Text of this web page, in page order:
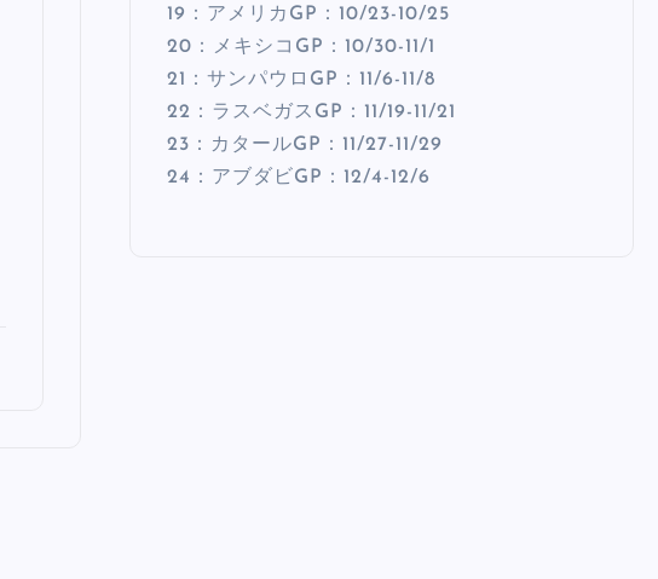
19：アメリカGP：10/23-10/25
20：メキシコGP：10/30-11/1
21：サンパウロGP：11/6-11/8
22：ラスベガスGP：11/19-11/21
23：カタールGP：11/27-11/29
24：アブダビGP：12/4-12/6